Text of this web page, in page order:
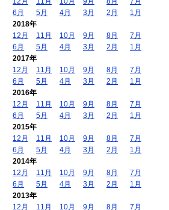
6月
5月 4月 3月 2月
1月
2018年
12月
11月 10月 9月 8月
7月
6月
5月 4月 3月 2月
1月
2017年
12月
11月 10月 9月 8月
7月
6月
5月 4月 3月 2月
1月
2016年
12月
11月 10月 9月 8月
7月
6月
5月 4月 3月 2月
1月
2015年
12月
11月 10月 9月 8月
7月
6月
5月 4月 3月 2月
1月
2014年
12月
11月 10月 9月 8月
7月
6月
5月 4月 3月 2月
1月
2013年
12月
11月 10月 9月 8月 7月